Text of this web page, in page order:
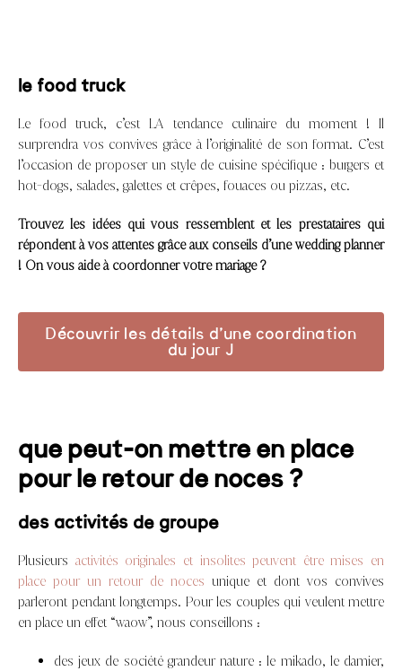
le food truck
Le food truck, c’est LA tendance culinaire du moment ! Il
surprendra vos convives grâce à l’originalité de son format. C’est
l’occasion de proposer un style de cuisine spécifique : burgers et
hot-dogs, salades, galettes et crêpes, fouaces ou pizzas, etc.
Trouvez les idées qui vous ressemblent et les prestataires qui
répondent à vos attentes grâce aux conseils d’une wedding planner
! On vous aide à coordonner votre mariage ?
Découvrir les détails d’une coordination
du jour J
que peut-on mettre en place
pour le retour de noces ?
des activités de groupe
Plusieurs activités originales et insolites peuvent être mises en
place pour un retour de noces unique et dont vos convives
parleront pendant longtemps. Pour les couples qui veulent mettre
en place un effet “waow”, nous conseillons :
des jeux de société grandeur nature : le mikado, le damier,